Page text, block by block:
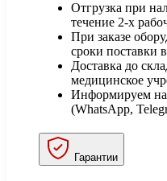
Отгрузка при
течение 2-х
При заказе
сроки поставки
Доставка до
медицинское
Информируем на
(WhatsApp,
Гарантии